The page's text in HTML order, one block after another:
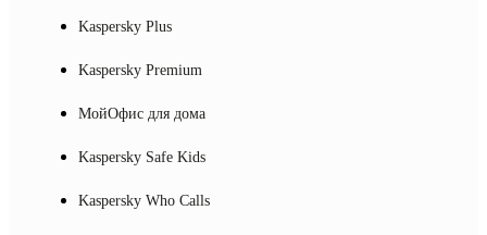
Kaspersky Plus
Kaspersky Premium
МойОфис для дома
Kaspersky Safe Kids
Kaspersky Who Calls